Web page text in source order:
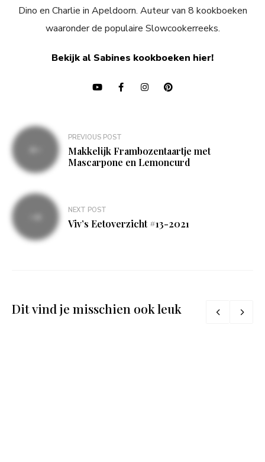
Dino en Charlie in Apeldoorn. Auteur van 8 kookboeken
waaronder de populaire Slowcookerreeks.
Bekijk al Sabines kookboeken hier!
Bericht
navigatie
PREVIOUS POST
Makkelijk Frambozentaartje met
Mascarpone en Lemoncurd
NEXT POST
Viv’s Eetoverzicht #13-2021
Dit vind je misschien ook leuk